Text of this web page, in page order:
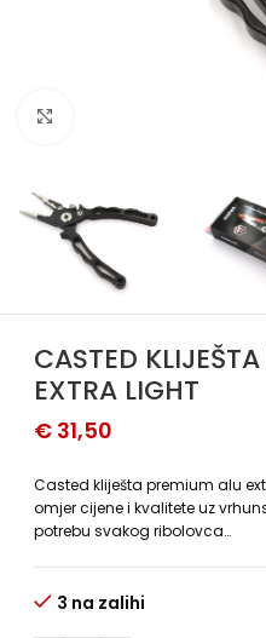
CASTED
EXTRA LIGHT
€ 31,50
Casted kliješta premium alu
omjer cijene i kvalitete uz
potrebu svakog ribolovca…
3 na zalihi